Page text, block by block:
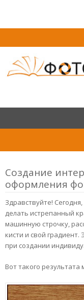
Создание
оформления
Здравствуйте!
делать истрепанный
машинную строчку,
кисти и свой
при создании
Вот такого